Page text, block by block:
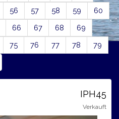
56 57 58 59
60
66 67 68
69
75 76 77 78
79
IPH45
Verkauft